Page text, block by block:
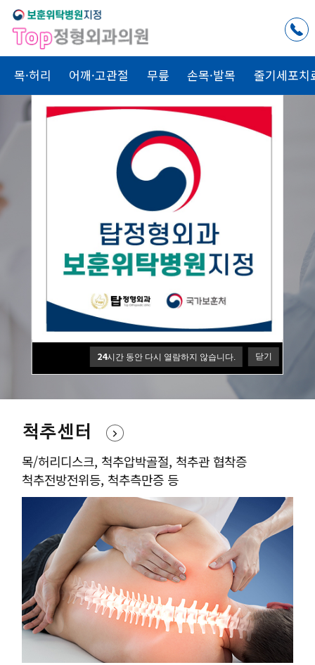
목·허리 어깨·고관절 무릎 손목·발목 줄기세포치
24시간 동안 다시 열람하지 않습니다. 닫기
관절치료Top
내 가족을
치료하는 마음으로
Top정형외과가
함께합니다.
환자의 통증개선과 빠른 회복을 최우선으로 합니다
척추센터
목/허리디스크, 척추압박골절, 척추관 협착증
척추전방전위등, 척추측만증 등